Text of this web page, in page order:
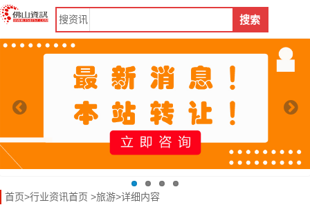
搜资讯 搜索
首页>行业资讯首页 >旅游>详细内容